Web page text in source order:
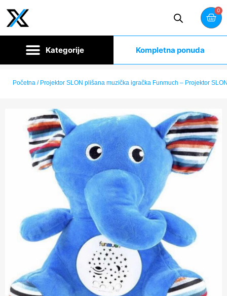
0
Kompletna ponuda
Početna / Projektor SLON plišana muzička igračka Funmuch – Projektor